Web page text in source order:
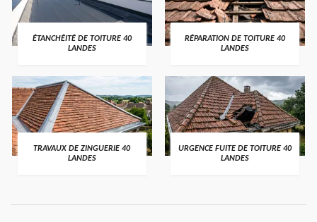
ÉTANCHÉITÉ DE TOITURE 40
LANDES
RÉPARATION DE TOITURE 40
LANDES
TRAVAUX DE ZINGUERIE 40
LANDES
URGENCE FUITE DE TOITURE 40
LANDES